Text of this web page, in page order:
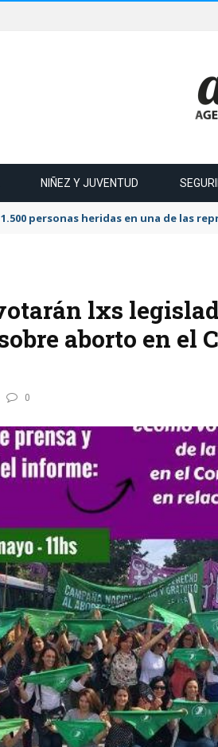
NIÑEZ Y JUVENTUD
1.500 personas heridas en una de las
lxs
aborto en el
0